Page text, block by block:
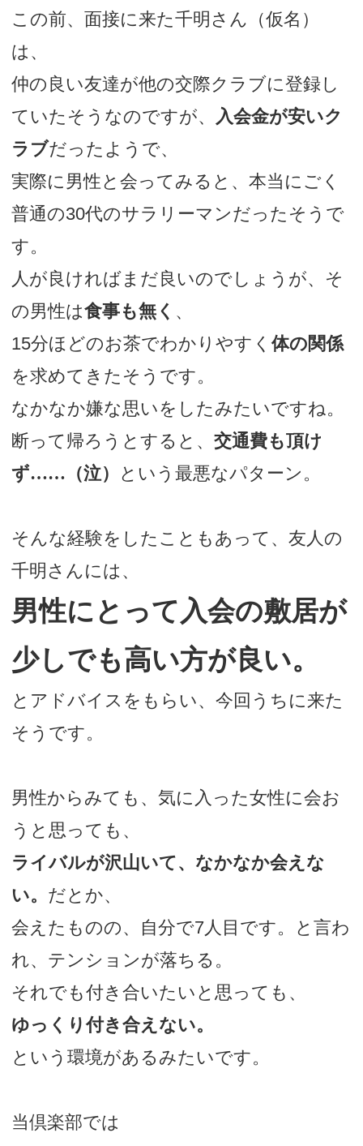
この前、面接に来た千明さん（仮名）
は、
仲の良い友達が他の交際クラブに登録し
ていたそうなのですが、
入会金が安いク
ラブだったようで、
実際に男性と会ってみると、本当にごく
普通の30代のサラリーマンだったそうで
す。
人が良ければまだ良いのでしょうが、そ
の男性は食事も無く 、
15分ほどのお茶でわかりやすく 体の関係
を求めてきたそうです。
なかなか嫌な思いをしたみたいですね。
断って帰ろうとすると、 交通費も頂け
ず……（泣）
という最悪なパターン。
そんな経験をしたこともあって、友人の
千明さんには、
男性にとって入会の敷居が
少しでも高い方が良い。
とアドバイスをもらい、今回うちに来た
そうです。
男性からみても、気に入った女性に会お
うと思っても、
ライバルが沢山いて、なかなか会えな
い。 だとか、
会えたものの、自分で7人目です。と言わ
れ、テンションが落ちる。
それでも付き合いたいと思っても、
ゆっくり付き合えない。
という環境があるみたいです。
当倶楽部では